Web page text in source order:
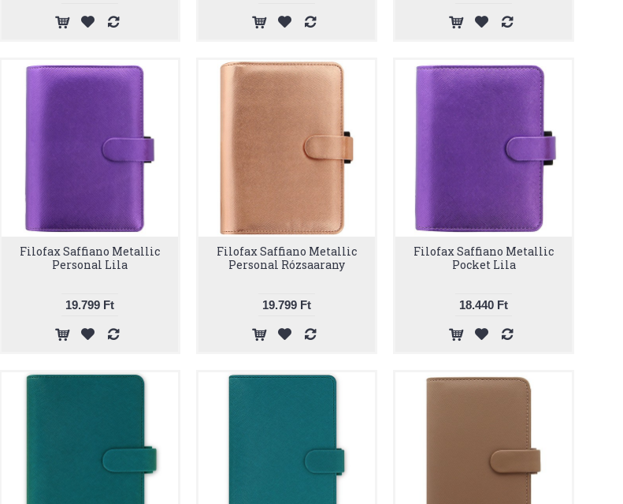
Filofax Saffiano Metallic
Personal Lila
19.799 Ft
Filofax Saffiano Metallic
Personal Rózsaarany
19.799 Ft
Filofax Saffiano Metallic
Pocket Lila
18.440 Ft